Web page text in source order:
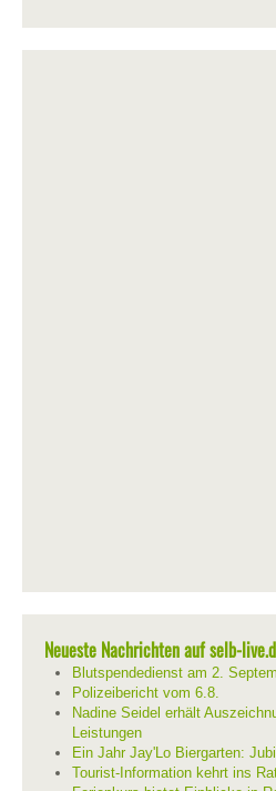
Neueste Nachrichten auf selb-
Blutspendedienst am 2.
Polizeibericht vom 6.8.
Nadine Seidel erhält
Leistungen
Ein Jahr Jay'Lo Biergarten:
Tourist-Information kehrt ins